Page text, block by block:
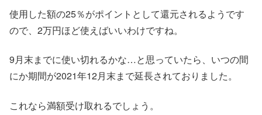
使用した額の25％がポイントとして還元されるようです
ので、2万円ほど使えばいいわけですね。
9月末までに使い切れるかな…と思っていたら、いつの間
にか期間が2021年12月末まで延長されておりました。
これなら満額受け取れるでしょう。